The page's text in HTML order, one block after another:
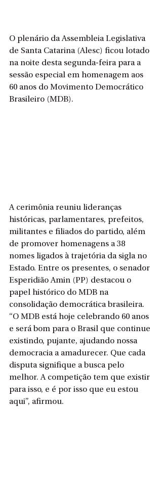
O plenário da Assembleia Legislativa
de Santa Catarina (Alesc) ficou lotado
na noite desta segunda-feira para a
sessão especial em homenagem aos
60 anos do Movimento Democrático
Brasileiro (MDB).
A cerimônia reuniu lideranças
históricas, parlamentares, prefeitos,
militantes e filiados do partido, além
de promover homenagens a 38
nomes ligados à trajetória da sigla no
Estado. Entre os presentes, o senador
Esperidião Amin (PP) destacou o
papel histórico do MDB na
consolidação democrática brasileira.
“O MDB está hoje celebrando 60 anos
e será bom para o Brasil que continue
existindo, pujante, ajudando nossa
democracia a amadurecer. Que cada
disputa signifique a busca pelo
melhor. A competição tem que existir
para isso, e é por isso que eu estou
aqui”, afirmou.